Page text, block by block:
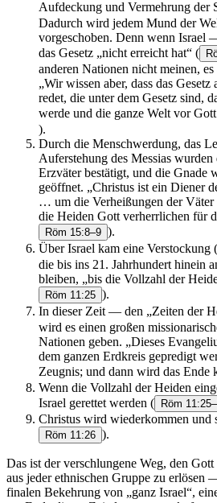
Aufdeckung und Vermehrung der
Dadurch wird jedem Mund der
vorgeschoben. Denn wenn
das Gesetz „nicht erreicht hat“ (
anderen Nationen nicht meinen, es
„Wir wissen aber, dass das Gesetz
redet, die unter dem Gesetz sind,
werde und die ganze Welt vor
).
Durch die Menschwerdung, das
Auferstehung des Messias
Erzväter bestätigt, und die Gnade
geöffnet. „Christus ist ein Diener
… um die Verheißungen der Väter
die Heiden Gott verherrlichen für
Röm 15:8–9 ).
Über Israel kam eine Verstockung (
die bis ins 21. Jahrhundert hinein
bleiben, „bis die Vollzahl der
Röm 11:25 ).
In dieser Zeit — den „Zeiten der
wird es einen großen
Nationen geben. „Dieses
dem ganzen Erdkreis gepredigt
Zeugnis; und dann wird das Ende
Wenn die Vollzahl der Heiden
Israel gerettet werden ( Röm
Christus wird wiederkommen und
Röm 11:26 ).
Das ist der verschlungene Weg, den
aus jeder ethnischen Gruppe zu erlösen
finalen Bekehrung von „ganz Israel“,